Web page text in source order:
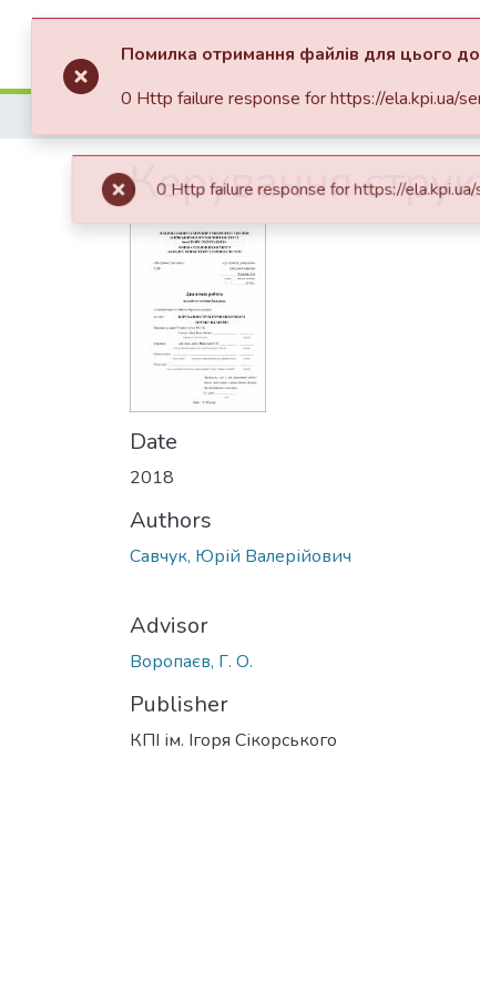
Communities & Collections
Керування
Date
2018
Authors
Савчук, Юрій Валерійович
Advisor
Воропаєв, Г. О.
Publisher
КПІ ім. Ігоря Сікорського
Помилка отримання файлів для
0 Http failure response for https://